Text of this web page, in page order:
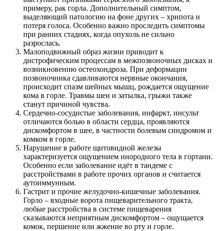
примеру, рак горла. Дополнительный симптом,
выделяющий патологию на фоне других – хрипота и
потеря голоса. Особенно важно проследить симптомы
при ранних стадиях, когда опухоль не сильно
разрослась.
Малоподвижный образ жизни приводит к
дистрофическим процессам в межпозвоночных дисках и
возникновению остеохондроза. При деформации
позвоночника сдавливаются нервные окончания,
происходит спазм шейных мышц, рождается ощущение
кома в горле. Травмы шеи и затылка, грыжи также
станут причиной чувства.
Сердечно-сосудистые заболевания, инфаркт, инсульт
отличаются болью в области сердца, проявляются
дискомфортом в шее, в частности болевым синдромом и
комком в горле.
Нарушение в работе щитовидной железы
характеризуется ощущением инородного тела в гортани.
Особенно если заболевание идёт в тандеме с
расстройствами в работе прочих органов и считается
аутоиммунным.
Гастрит и прочие желудочно-кишечные заболевания.
Горло – входные ворота пищеварительного тракта,
любые расстройства в системе пищеварения
сказываются неприятным дискомфортом – ощущается
комок, першение или жжение во рту и горле.